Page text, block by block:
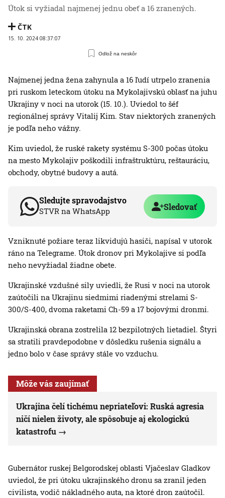
Útok si vyžiadal najmenej jednu obeť a 16 zranených.
ČTK
15. 10. 2024 08:37:07
Odlož na neskôr
Najmenej jedna žena zahynula a 16 ľudí utrpelo zranenia
pri ruskom leteckom útoku na Mykolajivskú oblasť na juhu
Ukrajiny v noci na utorok (15. 10.). Uviedol to šéf
regionálnej správy Vitalij Kim. Stav niektorých zranených
je podľa neho vážny.
Kim uviedol, že ruské rakety systému S-300 počas útoku
na mesto Mykolajiv poškodili infraštruktúru, reštauráciu,
obchody, obytné budovy a autá.
Sledujte spravodajstvo
STVR na WhatsApp Sledovať
Vzniknuté požiare teraz likvidujú hasiči, napísal v utorok
ráno na Telegrame. Útok dronov pri Mykolajive si podľa
neho nevyžiadal žiadne obete.
Ukrajinské vzdušné sily uviedli, že Rusi v noci na utorok
zaútočili na Ukrajinu siedmimi riadenými strelami S-
300/S-400, dvoma raketami Ch-59 a 17 bojovými dronmi.
Ukrajinská obrana zostrelila 12 bezpilotných lietadiel. Štyri
sa stratili pravdepodobne v dôsledku rušenia signálu a
jedno bolo v čase správy stále vo vzduchu.
Môže vás zaujímať
Ukrajina čelí tichému nepriateľovi: Ruská agresia
ničí nielen životy, ale spôsobuje aj ekologickú
katastrofu
Gubernátor ruskej Belgorodskej oblasti Vjačeslav Gladkov
uviedol, že pri útoku ukrajinského dronu sa zranil jeden
civilista, vodič nákladného auta, na ktoré dron zaútočil.